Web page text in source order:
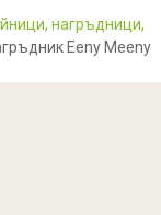
нагръдници,
Eeny Meeny